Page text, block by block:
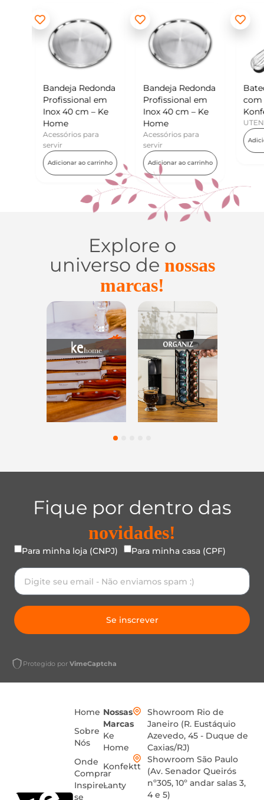
Bandeja Redonda
Profissional em
Inox 40 cm – Ke
Home
Acessórios para
servir
Adicionar ao carrinho
Batedor de Ovos
com Raspador –
Konfektt
UTENSÍLIOS
Adicionar ao carrinho
Explore o
universo de nossas
marcas!
Casa e
Organização
Utilidades de
45
Fique por dentro das
novidades!
Para minha loja (CNPJ) Para minha casa (CPF)
Se inscrever
Protegido por VimeCaptcha
Home
Sobre
Nós
Onde
Comprar
Inspire-
se
Nossas
Marcas
Ke
Home
Konfektt
Lanty
Showroom Rio de
Janeiro (R. Eustáquio
Azevedo, 45 - Duque de
Caxias/RJ)
Showroom São Paulo
(Av. Senador Queirós
nº305, 10º andar salas 3,
4 e 5)